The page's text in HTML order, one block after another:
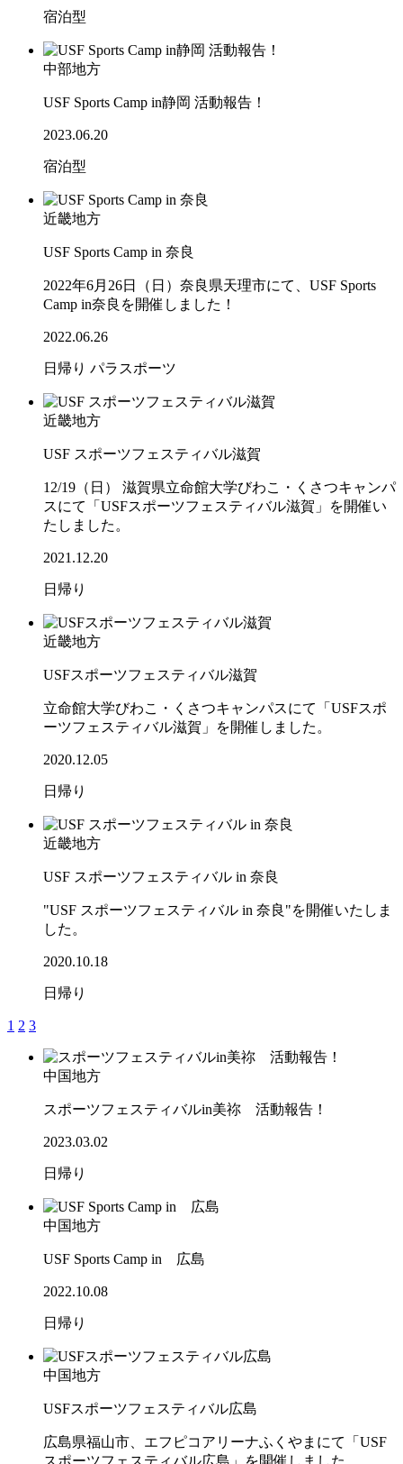
宿泊型
中部地方
USF Sports Camp in静岡 活動報告！
2023.06.20
宿泊型
近畿地方
USF Sports Camp in 奈良
2022年6月26日（日）奈良県天理市にて、USF Sports
Camp in奈良を開催しました！
2022.06.26
日帰り パラスポーツ
近畿地方
USF スポーツフェスティバル滋賀
12/19（日） 滋賀県立命館大学びわこ・くさつキャンパ
スにて「USFスポーツフェスティバル滋賀」を開催い
たしました。
2021.12.20
日帰り
近畿地方
USFスポーツフェスティバル滋賀
立命館大学びわこ・くさつキャンパスにて「USFスポ
ーツフェスティバル滋賀」を開催しました。
2020.12.05
日帰り
近畿地方
USF スポーツフェスティバル in 奈良
"USF スポーツフェスティバル in 奈良"を開催いたしま
した。
2020.10.18
日帰り
1 2 3
中国地方
スポーツフェスティバルin美祢 活動報告！
2023.03.02
日帰り
中国地方
USF Sports Camp in 広島
2022.10.08
日帰り
中国地方
USFスポーツフェスティバル広島
広島県福山市、エフピコアリーナふくやまにて「USF